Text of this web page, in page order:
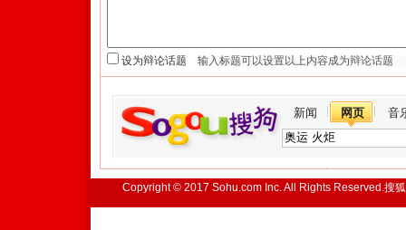
设为辩论话题
新闻 网页 音
Copyright © 2017 Sohu.com Inc. All Rights Reserved.搜